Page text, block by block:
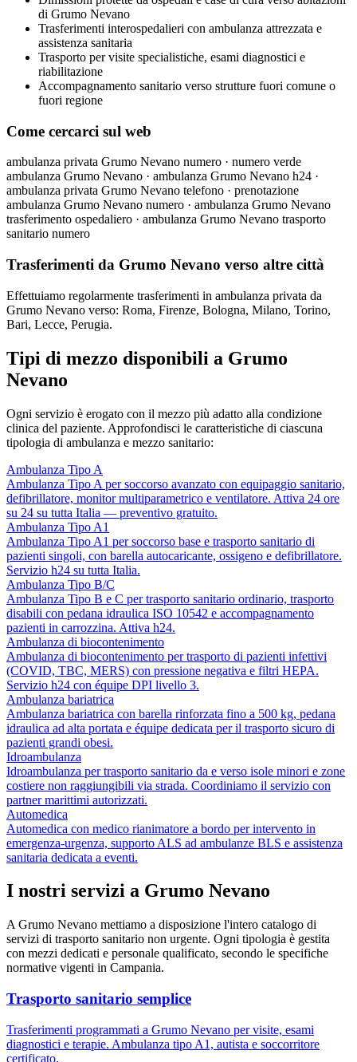
di Grumo Nevano
Trasferimenti interospedalieri con ambulanza attrezzata e
assistenza sanitaria
Trasporto per visite specialistiche, esami diagnostici e
riabilitazione
Accompagnamento sanitario verso strutture fuori comune o
fuori regione
Come cercarci sul web
ambulanza privata Grumo Nevano numero · numero verde
ambulanza Grumo Nevano · ambulanza Grumo Nevano h24 ·
ambulanza privata Grumo Nevano telefono · prenotazione
ambulanza Grumo Nevano numero · ambulanza Grumo Nevano
trasferimento ospedaliero · ambulanza Grumo Nevano trasporto
sanitario numero
Trasferimenti da Grumo Nevano verso altre città
Effettuiamo regolarmente trasferimenti in ambulanza privata da
Grumo Nevano verso: Roma, Firenze, Bologna, Milano, Torino,
Bari, Lecce, Perugia.
Tipi di mezzo disponibili a Grumo
Nevano
Ogni servizio è erogato con il mezzo più adatto alla condizione
clinica del paziente. Approfondisci le caratteristiche di ciascuna
tipologia di ambulanza e mezzo sanitario:
Ambulanza Tipo A
Ambulanza Tipo A per soccorso avanzato con equipaggio sanitario,
defibrillatore, monitor multiparametrico e ventilatore. Attiva 24 ore
su 24 su tutta Italia — preventivo gratuito.
Ambulanza Tipo A1
Ambulanza Tipo A1 per soccorso base e trasporto sanitario di
pazienti singoli, con barella autocaricante, ossigeno e defibrillatore.
Servizio h24 su tutta Italia.
Ambulanza Tipo B/C
Ambulanza Tipo B e C per trasporto sanitario ordinario, trasporto
disabili con pedana idraulica ISO 10542 e accompagnamento
pazienti in carrozzina. Attiva h24.
Ambulanza di biocontenimento
Ambulanza di biocontenimento per trasporto di pazienti infettivi
(COVID, TBC, MERS) con pressione negativa e filtri HEPA.
Servizio h24 con équipe DPI livello 3.
Ambulanza bariatrica
Ambulanza bariatrica con barella rinforzata fino a 500 kg, pedana
idraulica ad alta portata e équipe dedicata per il trasporto sicuro di
pazienti grandi obesi.
Idroambulanza
Idroambulanza per trasporto sanitario da e verso isole minori e zone
costiere non raggiungibili via strada. Coordiniamo il servizio con
partner marittimi autorizzati.
Automedica
Automedica con medico rianimatore a bordo per intervento in
emergenza-urgenza, supporto ALS ad ambulanze BLS e assistenza
sanitaria dedicata a eventi.
I nostri servizi a Grumo Nevano
A Grumo Nevano mettiamo a disposizione l'intero catalogo di
servizi di trasporto sanitario non urgente. Ogni tipologia è gestita
con mezzi dedicati e personale qualificato, secondo le specifiche
normative vigenti in Campania.
Trasporto sanitario semplice
Trasferimenti programmati a Grumo Nevano per visite, esami
diagnostici e terapie. Ambulanza tipo A1, autista e soccorritore
certificato.